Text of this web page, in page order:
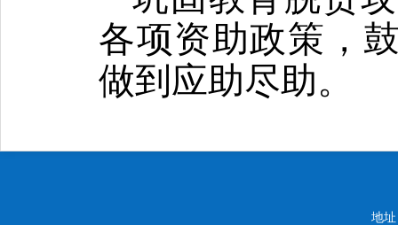
各项资助政策，
做到应助尽助。
地